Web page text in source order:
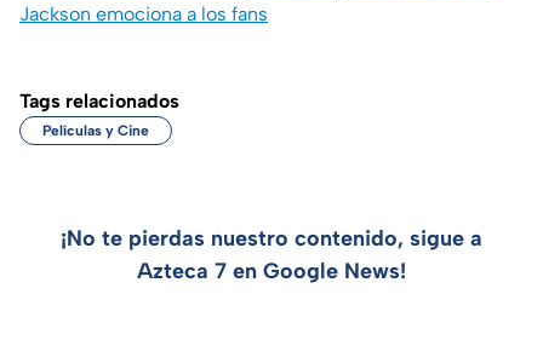
Jackson emociona a los fans
Tags relacionados
Películas y Cine
¡No te pierdas nuestro contenido, sigue a
Azteca 7 en Google News!